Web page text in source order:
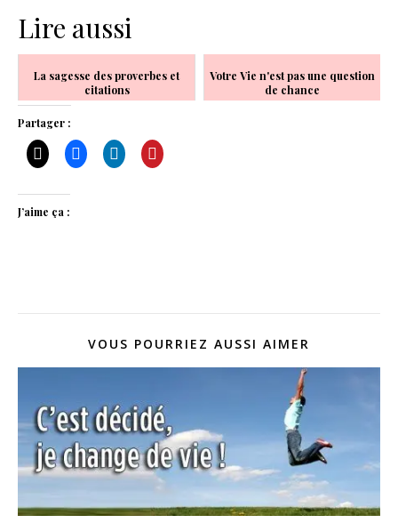
Lire aussi
La sagesse des proverbes et
citations
Votre Vie n'est pas une question
de chance
Partager :
J’aime ça :
VOUS POURRIEZ AUSSI AIMER